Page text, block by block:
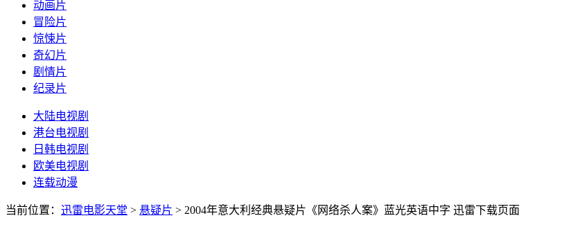
动画片
冒险片
惊悚片
奇幻片
剧情片
纪录片
大陆电视剧
港台电视剧
日韩电视剧
欧美电视剧
连载动漫
当前位置： 迅雷电影天堂 > 悬疑片 > 2004年意大利经典悬疑片《网络杀人案》蓝光英语中字 迅雷下载页面